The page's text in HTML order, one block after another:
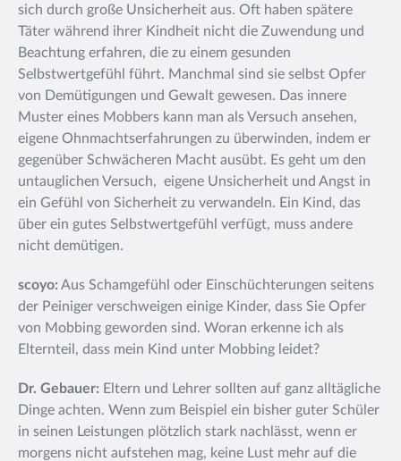
sich durch große Unsicherheit aus. Oft haben spätere
Täter während ihrer Kindheit nicht die Zuwendung und
Beachtung erfahren, die zu einem gesunden
Selbstwertgefühl führt. Manchmal sind sie selbst Opfer
von Demütigungen und Gewalt gewesen. Das innere
Muster eines Mobbers kann man als Versuch ansehen,
eigene Ohnmachtserfahrungen zu überwinden, indem er
gegenüber Schwächeren Macht ausübt. Es geht um den
untauglichen Versuch, eigene Unsicherheit und Angst in
ein Gefühl von Sicherheit zu verwandeln. Ein Kind, das
über ein gutes Selbstwertgefühl verfügt, muss andere
nicht demütigen.
scoyo: Aus Schamgefühl oder Einschüchterungen seitens
der Peiniger verschweigen einige Kinder, dass Sie Opfer
von Mobbing geworden sind. Woran erkenne ich als
Elternteil, dass mein Kind unter Mobbing leidet?
Dr. Gebauer: Eltern und Lehrer sollten auf ganz alltägliche
Dinge achten. Wenn zum Beispiel ein bisher guter Schüler
in seinen Leistungen plötzlich stark nachlässt, wenn er
morgens nicht aufstehen mag, keine Lust mehr auf die